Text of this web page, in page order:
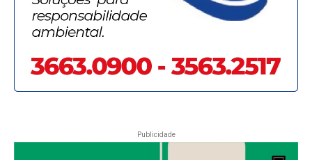
Publicidade